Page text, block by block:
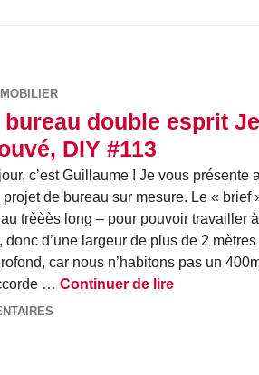
MOBILIER
bureau double esprit
DIY #113
c’est Guillaume ! Je vous présente
projet de bureau sur mesure. Le « brief
trèèès long – pour pouvoir travailler
donc d’une largeur de plus de 2
car nous n’habitons pas un
… Continuer de lireLe bureau